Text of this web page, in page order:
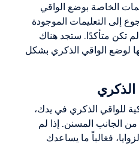
الخاصة بوضع الواقي
إلى التعليمات الموجودة
تكن متأكدًا. ستجد هناك
لوضع الواقي الذكري بشكل
للواقي الذكري في يدك،
من الجانب المسنن. إذا لم
فغالباً ما يساعدك